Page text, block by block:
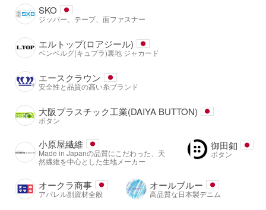
SKO
ジッパー、テープ、面ファスナー
エルトップ(ロアジール)
ベンベルグ(キュプラ)裏地 ジャカード
エースクラウン
安全性と品質の高い糸ブランド
大阪プラスチック工業(DAIYA BUTTON)
ボタン
小原屋繊維
Made in Japanの品質にこだわった、天
然繊維を中心とした生地メーカー
御田釦
ボタン
オークラ商事
アパレル副資材全般
オールブルー
高品質な日本製デニム